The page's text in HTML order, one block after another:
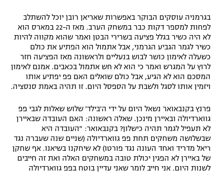
בגרמניה עוסקים הבוקר באפשרות שאריאן רובן יוכל להשתלב
לפחות למספר דקות כבר במשחק הערב. מאז ה-22 במארס הוא
לא היה כשיר בגלל פציעה בשרירי הבטן ואמר שהוא מקווה להיות
כשיר לגמר הגביע הגרמני, אבל אתמול הוא הפתיע את כולם
כשעלה לאימון כושר לבוש בנעליים ולראשונה מאז הפציעה חזר
לרוץ על המגרש ואמר כי הוא לא חש אתמול בכאבים. אמנם לאימון
המסכם הוא לא הגיע, אבל כולם שואלים האם פפ יפתיע אותו
ויזמין אותו לסגל ולשבת על הספסל היום. זו תהיה באמת סנסציה.
פרנץ בקנבאואר נשאל היום על ידי ה'בילד' שלוש שאלות לגבי פפ
גווארדיולה ובאיירן מינכן. שאלה ראשונה: האם העובדה שבאיירן
לא תעפיל לגמר תהיה כישלון? בקנבאואר: "העובדה היא
שבשלושה משחקים תחת פפ גווארדיולה (שניים שנה שעברה נגד
ריאל מדריד ואחד העונה נגד פורטו) לא שיחקנו בשיאנו. אף שחקן
של באיירן לא הפגין יכולת טובה במשחקים האלה ואת זה חייבים
לשנות היום. אני חייב לומר שאני עדיין בוטח בפפ גווארדיולה